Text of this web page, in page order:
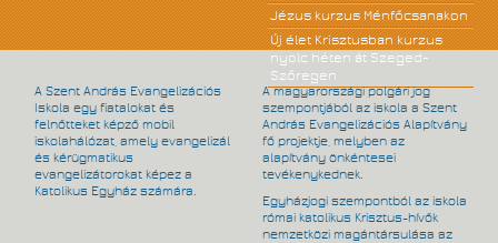
Jézus kurzus Ménfőcsanakon
Új élet Krisztusban kurzus
nyolc héten át Szeged-
Szőregen
A Szent András Evangelizációs
Iskola egy fiatalokat és
felnőtteket képző mobil
iskolahálózat, amely evangelizál
és kérügmatikus
evangelizátorokat képez a
Katolikus Egyház számára.
A magyarországi polgári jog
szempontjából az iskola a Szent
András Evangelizációs Alapítvány
fő projektje, melyben az
alapítvány önkéntesei
tevékenykednek.
Egyházjogi szempontból az iskola
római katolikus Krisztus-hívők
nemzetközi magántársulása az